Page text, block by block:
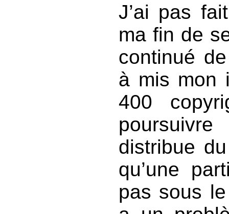
J’ai pas
ma fin de
continué
à mis mon
400
distribue
qu’une
pas sous